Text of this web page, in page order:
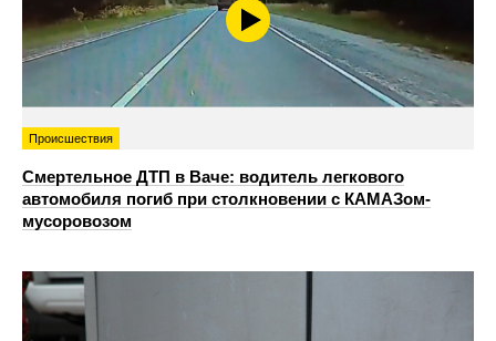
Происшествия
Смертельное ДТП в Ваче: водитель легкового
автомобиля погиб при столкновении с КАМАЗом-
мусоровозом